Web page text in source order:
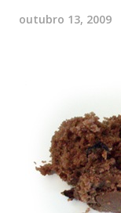
outubro 13, 2009